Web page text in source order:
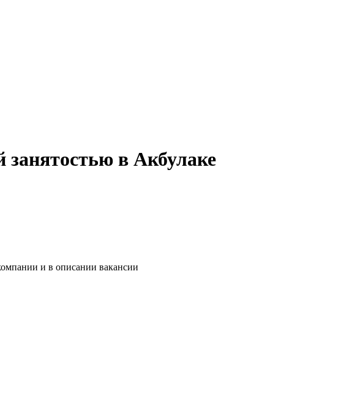
в Акбулаке
и в описании вакансии